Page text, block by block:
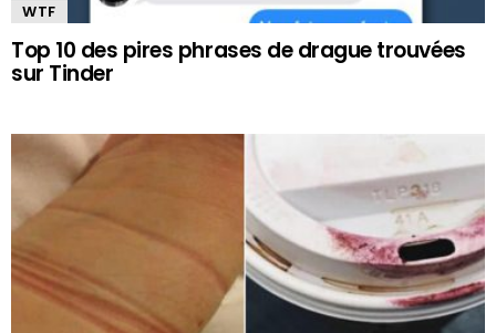
WTF
Top 10 des pires phrases de drague trouvées
sur Tinder